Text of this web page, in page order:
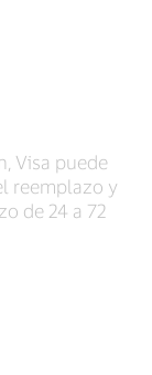
Visa puede
reemplazo y
de 24 a 72